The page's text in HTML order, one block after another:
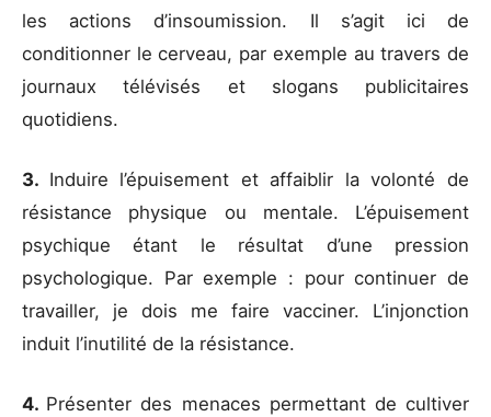
les actions d’insoumission. Il s’agit ici de
conditionner le cerveau, par exemple au travers de
journaux télévisés et slogans publicitaires
quotidiens.
3. Induire l’épuisement et affaiblir la volonté de
résistance physique ou mentale. L’épuisement
psychique étant le résultat d’une pression
psychologique. Par exemple : pour continuer de
travailler, je dois me faire vacciner. L’injonction
induit l’inutilité de la résistance.
4. Présenter des menaces permettant de cultiver